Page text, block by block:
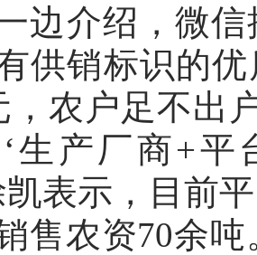
边介绍，微
供销标识的
，农户足不出
生产厂商+平
凯表示，目前
售农资70余